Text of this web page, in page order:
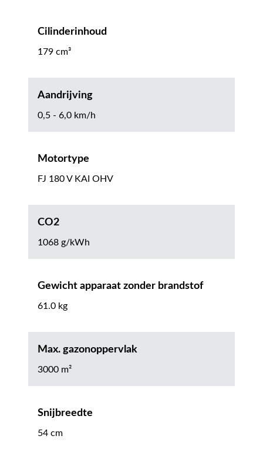
Cilinderinhoud
179 cm³
Aandrijving
0,5 - 6,0 km/h
Motortype
FJ 180 V KAI OHV
CO2
1068 g/kWh
Gewicht apparaat zonder brandstof
61.0 kg
Max. gazonoppervlak
3000 m²
Snijbreedte
54 cm